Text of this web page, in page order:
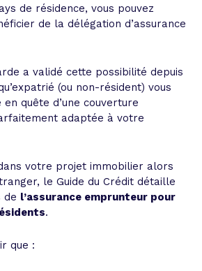
de résidence, vous pouvez
de la délégation d’assurance
a validé cette possibilité depuis
(ou non-résident) vous
quête d’une couverture
adaptée à votre
votre projet immobilier alors
le Guide du Crédit détaille
de l’assurance emprunteur pour
.
que :